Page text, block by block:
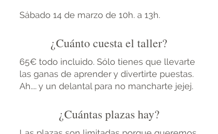
Sábado 14 de marzo de 10h. a 13h.
¿Cuánto cuesta el taller?
65€ todo incluido. Sólo tienes que llevarte
las ganas de aprender y divertirte puestas.
Ah.... y un delantal para no mancharte jejej.
¿Cuántas plazas hay?